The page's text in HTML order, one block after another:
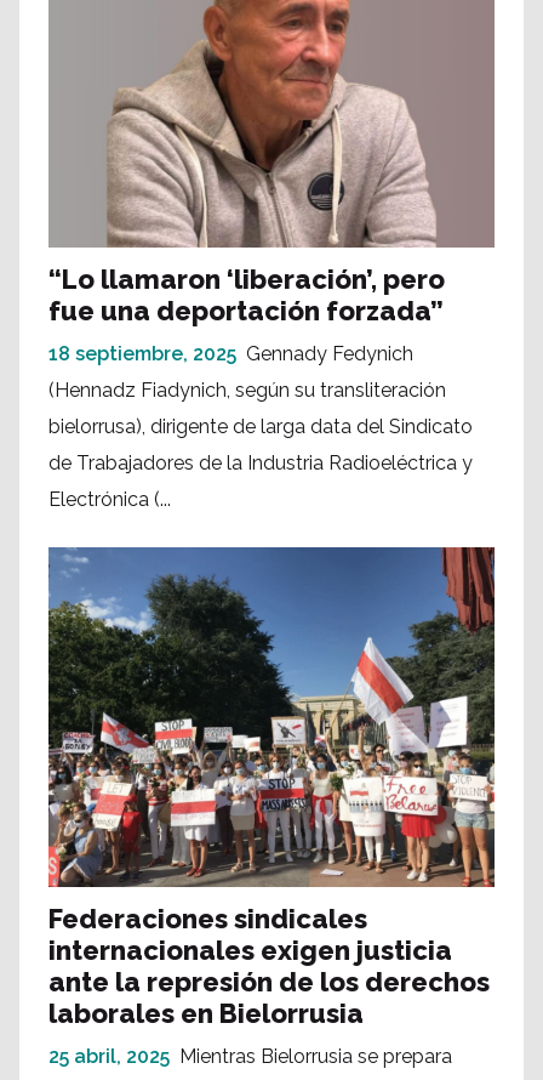
“Lo llamaron ‘liberación’, pero
fue una deportación forzada”
18 septiembre, 2025 Gennady Fedynich
(Hennadz Fiadynich, según su transliteración
bielorrusa), dirigente de larga data del Sindicato
de Trabajadores de la Industria Radioeléctrica y
Electrónica (...
Federaciones sindicales
internacionales exigen justicia
ante la represión de los derechos
laborales en Bielorrusia
25 abril, 2025 Mientras Bielorrusia se prepara